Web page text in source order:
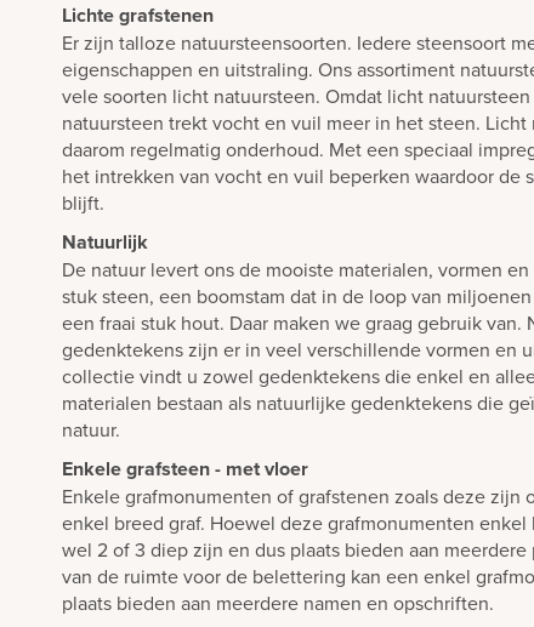
Lichte grafstenen
Er zijn talloze natuursteensoorten. Iedere steensoort
eigenschappen en uitstraling. Ons assortiment
vele soorten licht natuursteen. Omdat licht
natuursteen trekt vocht en vuil meer in het steen.
daarom regelmatig onderhoud. Met een speciaal
het intrekken van vocht en vuil beperken waardoor de
blijft.
Natuurlijk
De natuur levert ons de mooiste materialen, vormen
stuk steen, een boomstam dat in de loop van
een fraai stuk hout. Daar maken we graag gebruik van.
gedenktekens zijn er in veel verschillende vormen en
collectie vindt u zowel gedenktekens die enkel en
materialen bestaan als natuurlijke gedenktekens die
natuur.
Enkele grafsteen - met vloer
Enkele grafmonumenten of grafstenen zoals deze zijn
enkel breed graf. Hoewel deze grafmonumenten
wel 2 of 3 diep zijn en dus plaats bieden aan
van de ruimte voor de belettering kan een enkel
plaats bieden aan meerdere namen en opschriften.